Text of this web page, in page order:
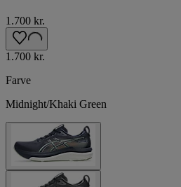
1.700 kr.
1.700 kr.
Farve
Midnight/Khaki Green